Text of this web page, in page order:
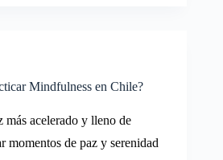
Mindfulness en Chile?
más acelerado y lleno de
momentos de paz y serenidad